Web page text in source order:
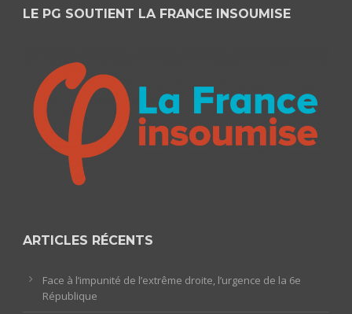
LE PG SOUTIENT LA FRANCE INSOUMISE
ARTICLES RÉCENTS
Face à l’impunité de l’extrême droite, l’urgence de la 6e
République